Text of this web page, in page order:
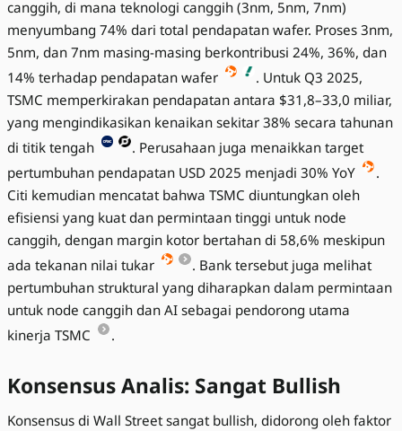
canggih, di mana teknologi canggih (3nm, 5nm, 7nm)
menyumbang 74% dari total pendapatan wafer. Proses 3nm,
5nm, dan 7nm masing-masing berkontribusi 24%, 36%, dan
14% terhadap pendapatan wafer
. Untuk Q3 2025,
TSMC memperkirakan pendapatan antara $31,8–33,0 miliar,
yang mengindikasikan kenaikan sekitar 38% secara tahunan
di titik tengah
. Perusahaan juga menaikkan target
pertumbuhan pendapatan USD 2025 menjadi 30% YoY
.
Citi kemudian mencatat bahwa TSMC diuntungkan oleh
efisiensi yang kuat dan permintaan tinggi untuk node
canggih, dengan margin kotor bertahan di 58,6% meskipun
ada tekanan nilai tukar
. Bank tersebut juga melihat
pertumbuhan struktural yang diharapkan dalam permintaan
untuk node canggih dan AI sebagai pendorong utama
kinerja TSMC
.
Konsensus Analis: Sangat Bullish
Konsensus di Wall Street sangat bullish, didorong oleh faktor